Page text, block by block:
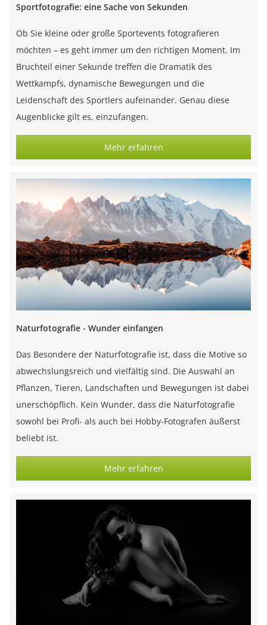
Sportfotografie: eine Sache von Sekunden
Ob Sie kleine oder große Sportevents fotografieren
möchten – es geht immer um den richtigen Moment. Im
Bruchteil einer Sekunde treffen die Dramatik des
Wettkampfs, dynamische Bewegungen und die
Leidenschaft des Sportlers aufeinander. Genau diese
Augenblicke gilt es, einzufangen.
Mehr erfahren
Naturfotografie - Wunder einfangen
Das Besondere der Naturfotografie ist, dass die Motive so
abwechslungsreich und vielfältig sind. Die Auswahl an
Pflanzen, Tieren, Landschaften und Bewegungen ist dabei
unerschöpflich. Kein Wunder, dass die Naturfotografie
sowohl bei Profi- als auch bei Hobby-Fotografen äußerst
beliebt ist.
Mehr erfahren